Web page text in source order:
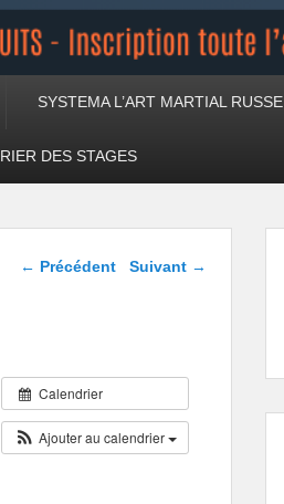
SYSTEMA L’ART MARTIAL RUSSE
DES STAGES
Navigation dans les
← Précédent Suivant →
Calendrier
Ajouter au calendrier